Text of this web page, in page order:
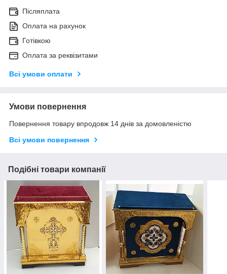
Післяплата
Оплата на рахунок
Готівкою
Оплата за реквізитами
Всі умови оплати
Умови повернення
Повернення товару впродовж 14 днів за домовленістю
Всі умови повернення
Подібні товари компанії